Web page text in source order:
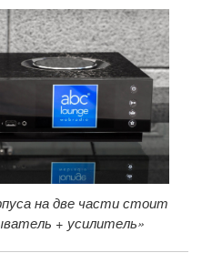
на две части стоит
+ усилитель»